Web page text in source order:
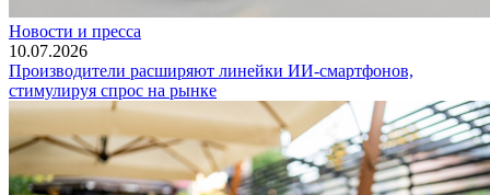
Новости и пресса
10.07.2026
Производители расширяют линейки ИИ-смартфонов,
стимулируя спрос на рынке